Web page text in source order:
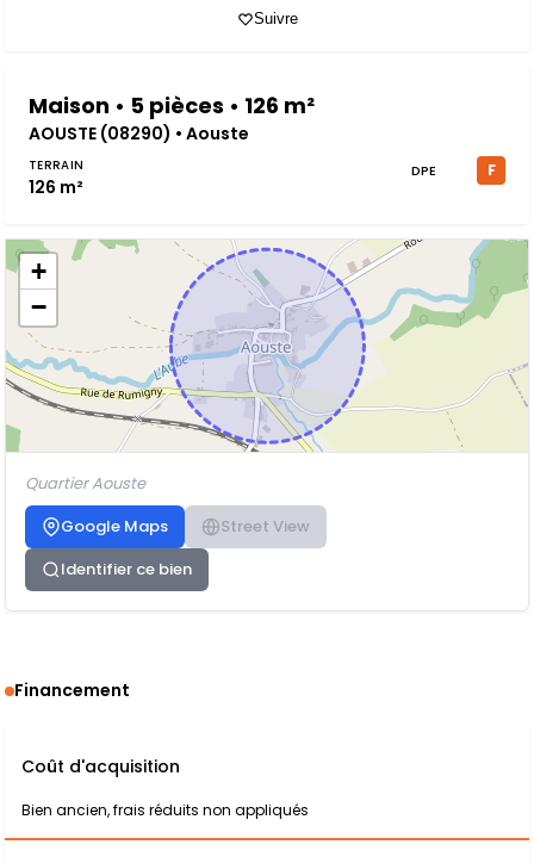
Suivre
Maison • 5 pièces • 126 m²
AOUSTE (08290) • Aouste
TERRAIN
126 m²
DPE F
+
−
Quartier Aouste
Google Maps
Street View
Identifier ce bien
Financement
Coût d'acquisition
Bien ancien, frais réduits non appliqués